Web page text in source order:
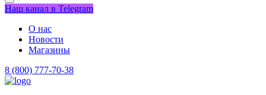
Наш канал в Telegram
О нас
Новости
Магазины
8 (800) 777-70-38